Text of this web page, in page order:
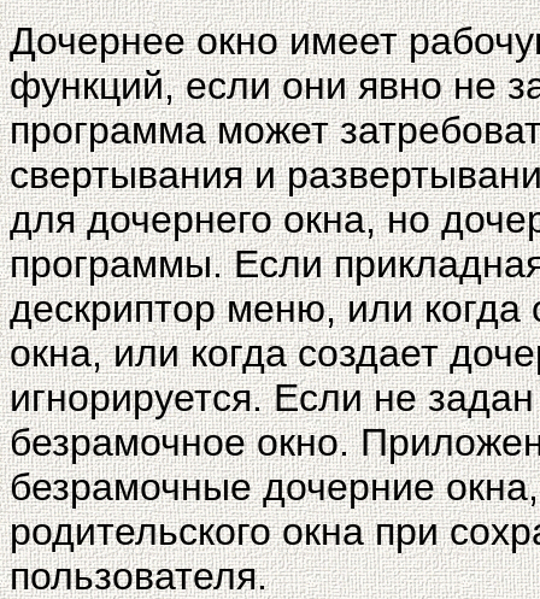
Дочернее окно имеет
функций, если они явно не
программа может
свертывания и
для дочернего окна, но
программы. Если
дескриптор меню, или когда
окна, или когда создает
игнорируется. Если не
безрамочное окно.
безрамочные дочерние
родительского окна при
пользователя.